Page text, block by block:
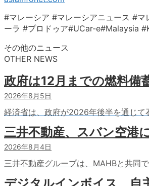
#マレーシア #マレーシアニュース #
ーラ #プロドゥア#UCar-e#Malaysia
その他のニュース
OTHER NEWS
政府は12月までの燃料備
2026年8月5日
経済省は、政府が2026年後半を通じ
三井不動産、スバン空港
2026年8月4日
三井不動産グループは、MAHBと共同